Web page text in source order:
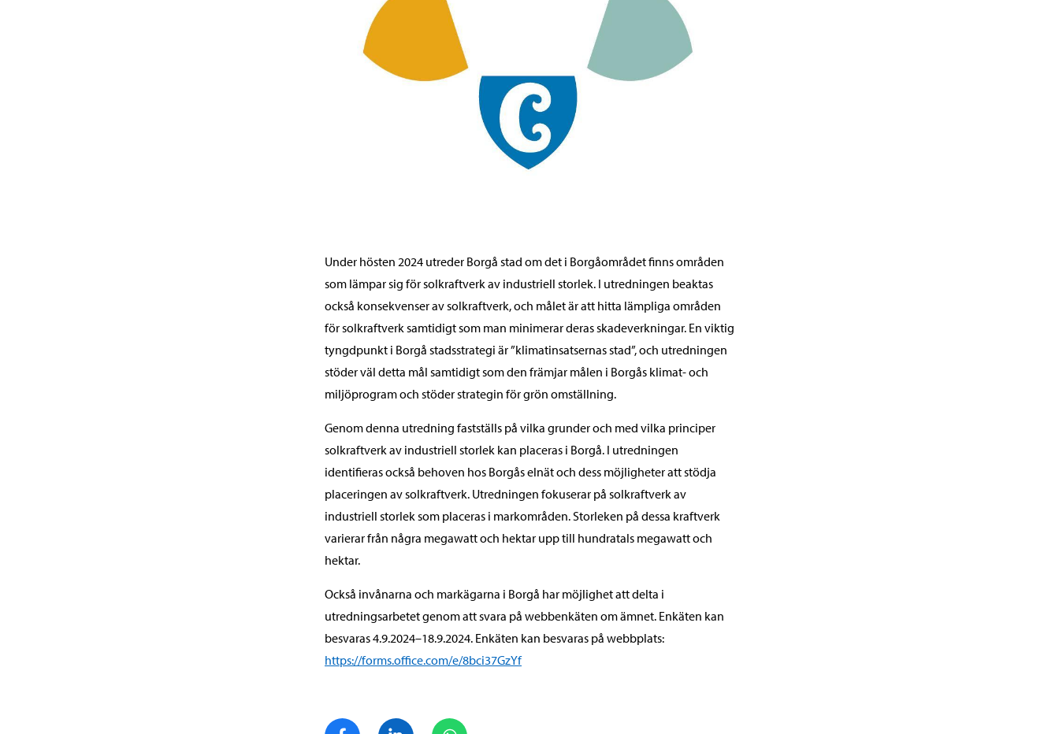
Under hösten 2024 utreder Borgå stad om det i Borgåområdet finns områden
som lämpar sig för solkraftverk av industriell storlek. I utredningen beaktas
också konsekvenser av solkraftverk, och målet är att hitta lämpliga områden
för solkraftverk samtidigt som man minimerar deras skadeverkningar. En viktig
tyngdpunkt i Borgå stadsstrategi är ”klimatinsatsernas stad”, och utredningen
stöder väl detta mål samtidigt som den främjar målen i Borgås klimat- och
miljöprogram och stöder strategin för grön omställning.
Genom denna utredning fastställs på vilka grunder och med vilka principer
solkraftverk av industriell storlek kan placeras i Borgå. I utredningen
identifieras också behoven hos Borgås elnät och dess möjligheter att stödja
placeringen av solkraftverk. Utredningen fokuserar på solkraftverk av
industriell storlek som placeras i markområden. Storleken på dessa kraftverk
varierar från några megawatt och hektar upp till hundratals megawatt och
hektar.
Också invånarna och markägarna i Borgå har möjlighet att delta i
utredningsarbetet genom att svara på webbenkäten om ämnet. Enkäten kan
besvaras 4.9.2024–18.9.2024. Enkäten kan besvaras på webbplats:
https://forms.office.com/e/8bci37GzYf
Dela på FacebookDela på LinkedIn